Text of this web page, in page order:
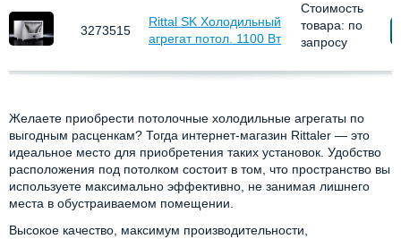
3273515
Rittal SK Холодильный
агрегат потол. 1100 Вт
Стоимость
товара: по
запросу
Желаете приобрести потолочные холодильные агрегаты по
выгодным расценкам? Тогда интернет-магазин Rittaler — это
идеальное место для приобретения таких установок. Удобство
расположения под потолком состоит в том, что пространство вы
используете максимально эффективно, не занимая лишнего
места в обустраиваемом помещении.
Высокое качество, максимум производительности,